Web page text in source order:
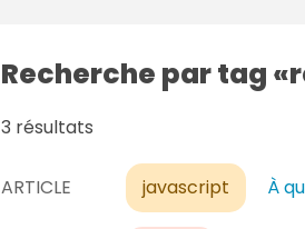
Recherche par tag
3 résultats
ARTICLE javascript À